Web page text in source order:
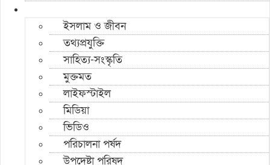
ইসলাম ও জীবন
তথ্যপ্রযুক্তি
সাহিত্য-সংস্কৃতি
মুক্তমত
লাইফস্টাইল
মিডিয়া
ভিডিও
পরিচালনা পর্ষদ
উপদেষ্টা পরিষদ